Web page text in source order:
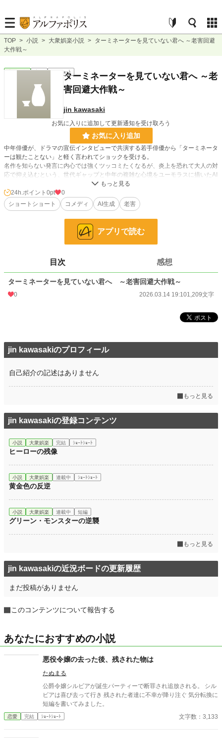
TOP > 小説 > 大衆娯楽小説 > ターミネーターを見ていない君へ ～老害回避
大作戦～
大衆娯楽 完結 ｼｮｰﾄｼｮｰﾄターミネーターを見ていない君へ ～老
害回避大作戦～
jin kawasaki
お気に入りに追加して更新通知を受け取ろう
お気に入り追加
中年俳優が、ドラマの宣伝インタビューで共演する若手俳優から「ターミネータ
ーは観たことない」と軽く言われてショックを受ける。
名作を知らない発言に内心では強くツッコミたくなるが、炎上を恐れて大人の対
応で抑え込むという、世代ギャップと中年の複雑な心境をユーモラスに描いたAI
小説 228,850 位 / 228,850 件
6,075 位 / 6,075 件
0 pt
文字数 1,209
更新日時
週間ポイント 0 pt (228,850 位)
年間ポイント 709 pt (93,561 位)
24h.ポイント 0pt
0
ショートショート
コメディ AI生成 老害
アプリで読む
目次 感想
ターミネーターを見ていない君へ ～老害回避大作戦～
0 2026.03.14 19:101,209文字
jin kawasakiのプロフィール
自己紹介の記述はありません
もっと見る
jin kawasakiの登録コンテンツ
小説 大衆娯楽 完結 ｼｮｰﾄｼｮｰﾄ
ヒーローの残像
小説 大衆娯楽 連載中 ｼｮｰﾄｼｮｰﾄ
黄金色の反逆
小説 大衆娯楽 連載中 短編
グリーン・モンスターの逆襲
もっと見る
jin kawasakiの近況ボードの更新履歴
まだ投稿がありません
このコンテンツについて報告する
あなたにおすすめの小説
悪役令嬢の去った後、残された物は
たぬまる
公爵令嬢シルビアが誕生パーティーで断罪され追放される。 シル
ビアは喜び去って行き 残された者達に不幸が降り注ぐ 気分転換に
短編を書いてみました。
恋愛 完結 ｼｮｰﾄｼｮｰﾄ 文字数：3,133